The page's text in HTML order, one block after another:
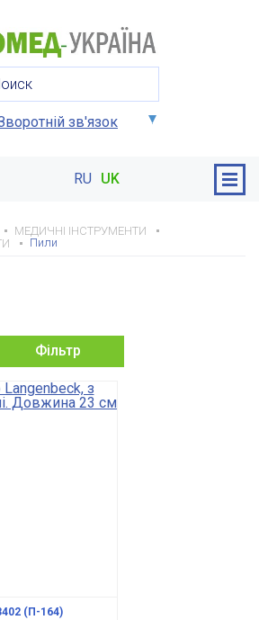
зв'язок
RU UK
МЕДИЧНІ ІНСТРУМЕНТИ
Пили
Фільтр
(П-164)